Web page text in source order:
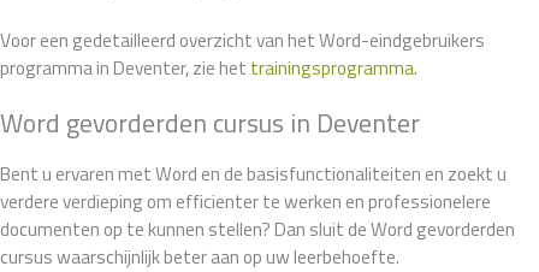
Voor een gedetailleerd overzicht van het Word-eindgebruikers
programma in Deventer, zie het trainingsprogramma.
Word gevorderden cursus in Deventer
Bent u ervaren met Word en de basisfunctionaliteiten en zoekt u
verdere verdieping om efficienter te werken en professionelere
documenten op te kunnen stellen? Dan sluit de Word gevorderden
cursus waarschijnlijk beter aan op uw leerbehoefte.